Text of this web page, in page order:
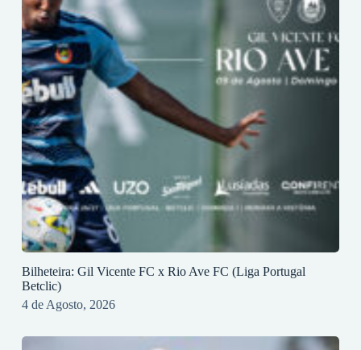
Bilheteira: Gil Vicente FC x Rio Ave FC (Liga Portugal
Betclic)
4 de Agosto, 2026